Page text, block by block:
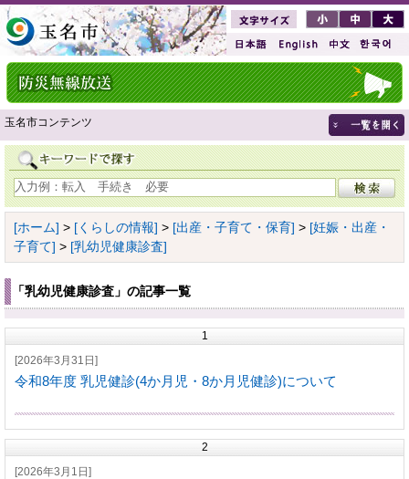
玉名市コンテンツ
[ホーム] > [くらしの情報] > [出産・子育て・保育] > [妊娠・出産・
子育て] > [乳幼児健康診査]
「乳幼児健康診査」の記事一覧
1
[2026年3月31日]
令和8年度 乳児健診(4か月児・8か月児健診)について
2
[2026年3月1日]